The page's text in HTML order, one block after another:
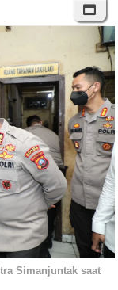
Simanjuntak saat